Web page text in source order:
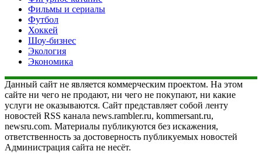
Фильмы и сериалы
Футбол
Хоккей
Шоу-бизнес
Экология
Экономика
Данный сайт не является коммерческим проектом. На этом
сайте ни чего не продают, ни чего не покупают, ни какие
услуги не оказываются. Сайт представляет собой ленту
новостей RSS канала news.rambler.ru, kommersant.ru,
newsru.com. Материалы публикуются без искажения,
ответственность за достоверность публикуемых новостей
Администрация сайта не несёт.